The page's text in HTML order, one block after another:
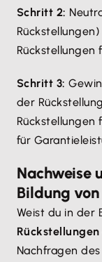
Schritt 2:
Rückstellungen)
Rückstellungen
Schritt 3:
der
Rückstellungen
für
Nachweise
Bildung
Weist du in der
Rückstellungen
Nachfragen